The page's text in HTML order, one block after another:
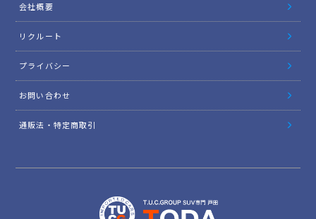
会社概要
リクルート
プライバシー
お問い合わせ
通販法・特定商取引